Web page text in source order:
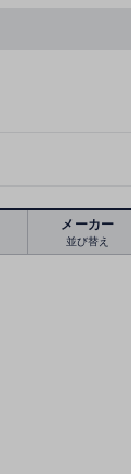
メーカー
並び替え